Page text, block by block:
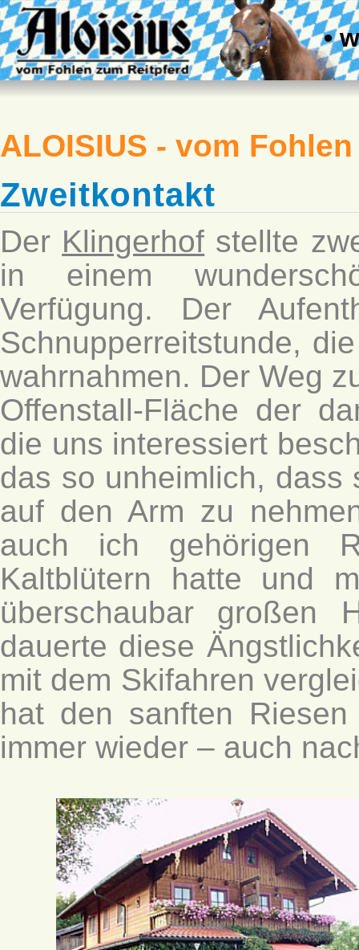
•
ALOISIUS - vom
Zweitkontakt
Der Klingerhof stellte
in einem
Verfügung. Der
Schnupperreitstunde,
wahrnahmen. Der Weg
Offenstall-Fläche der
die uns interessiert
das so unheimlich,
auf den Arm zu
auch ich gehörigen
Kaltblütern hatte und
überschaubar großen
dauerte diese
mit dem Skifahren
hat den sanften
immer wieder – auch